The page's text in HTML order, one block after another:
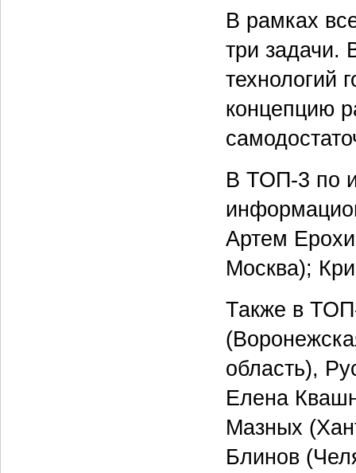
В рамках
три задачи.
технологий
концепцию
В ТОП-3 по
Артем
Москва);
Также в
область),
Елена
Мазных
Блинов